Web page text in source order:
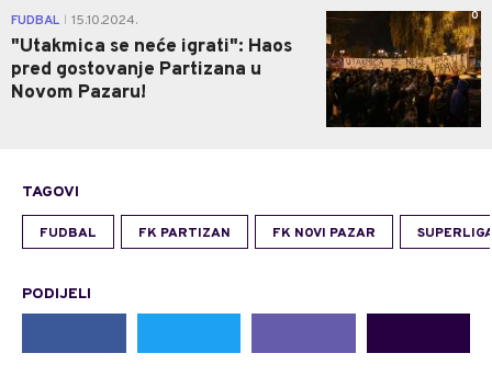
FUDBAL 15.10.2024.
"Utakmica se neće igrati": Haos
pred gostovanje Partizana u
Novom Pazaru!
0
TAGOVI
FUDBAL FK PARTIZAN FK NOVI PAZAR
PODIJELI